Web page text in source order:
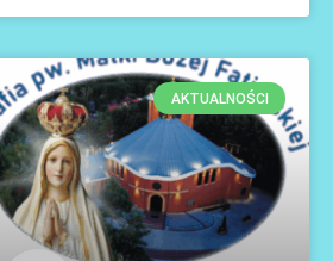
AKTUALNOŚCI